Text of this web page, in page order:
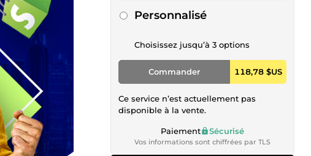
Personnalisé
Choisissez jusqu’à 3 options
Commander 118,78 $US
Ce service n’est actuellement pas
disponible à la vente.
Paiement Sécurisé
Vos informations sont chiffrées par TLS